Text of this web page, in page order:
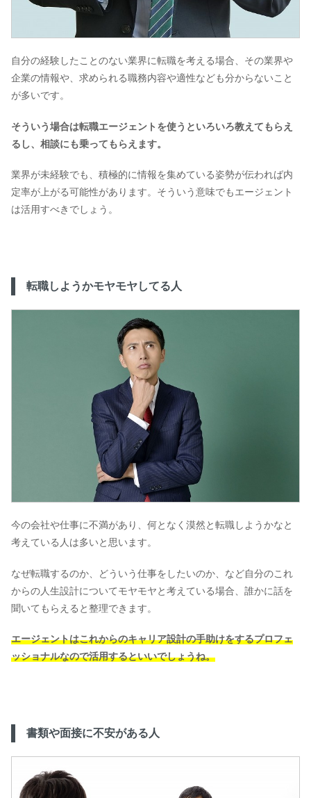
自分の経験したことのない業界に転職を考える場合、その業界や
企業の情報や、求められる職務内容や適性なども分からないこと
が多いです。
そういう場合は転職エージェントを使うといろいろ教えてもらえ
るし、相談にも乗ってもらえます。
業界が未経験でも、積極的に情報を集めている姿勢が伝われば内
定率が上がる可能性があります。そういう意味でもエージェント
は活用すべきでしょう。
転職しようかモヤモヤしてる人
今の会社や仕事に不満があり、何となく漠然と転職しようかなと
考えている人は多いと思います。
なぜ転職するのか、どういう仕事をしたいのか、など自分のこれ
からの人生設計についてモヤモヤと考えている場合、誰かに話を
聞いてもらえると整理できます。
エージェントはこれからのキャリア設計の手助けをするプロフェ
ッショナルなので活用するといいでしょうね。
書類や面接に不安がある人